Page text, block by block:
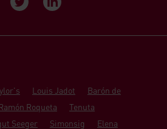
Louis Jadot
Barón de
Roqueta
Tenuta
Seeger Simonsig
Elena